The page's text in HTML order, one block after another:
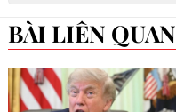
BÀI LIÊN QUAN